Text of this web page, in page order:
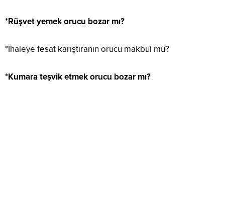
*Rüşvet yemek orucu bozar mı?
*İhaleye fesat karıştıranın orucu makbul mü?
*Kumara teşvik etmek orucu bozar mı?